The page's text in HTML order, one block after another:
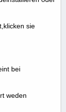
sie
bei
weden